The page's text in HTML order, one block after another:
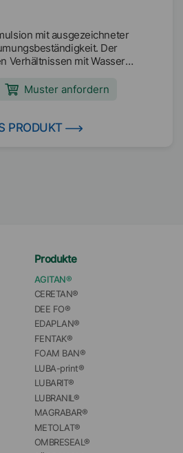
mit ausgezeichneter
Der
Verhältnissen mit Wasser
Muster anfordern
PRODUKT
Produkte
AGITAN®
CERETAN®
DEE FO®
EDAPLAN®
FENTAK®
FOAM BAN®
LUBA-print®
LUBARIT®
LUBRANIL®
MAGRABAR®
METOLAT®
OMBRESEAL®